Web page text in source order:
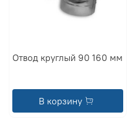
Отвод круглый 90 160 мм
В корзину